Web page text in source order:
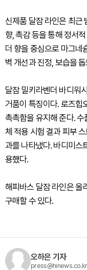
신제품 달잠 라인은 최근
향, 촉감 등을 통해 정서
더 향을 중심으로 마그네
벽 개선과 진정, 보습을
달잠 밀키라벤더 바디워
거품이 특징이다. 로즈힙
촉촉함을 유지해 준다.
체 적용 시험 결과 피부
과를 나타냈다. 바디미스
용했다.
해피바스 달잠 라인은 올
구매할 수 있다.
오하은 기자
press@hinews.co.kr